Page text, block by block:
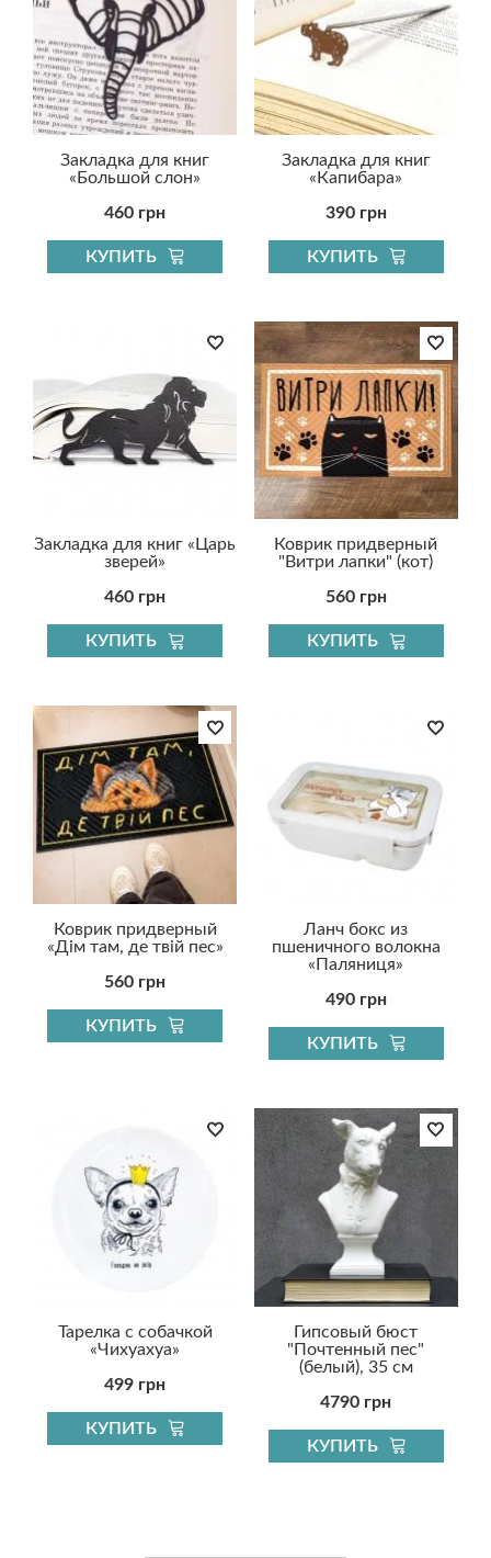
Закладка для книг
«Большой слон»
460 грн
КУПИТЬ
Закладка для книг
«Капибара»
390 грн
КУПИТЬ
Закладка для книг «Царь
зверей»
460 грн
КУПИТЬ
Коврик придверный
"Витри лапки" (кот)
560 грн
КУПИТЬ
Коврик придверный
«Дім там, де твій пес»
560 грн
КУПИТЬ
Ланч бокс из
пшеничного волокна
«Паляниця»
490 грн
КУПИТЬ
Тарелка с собачкой
«Чихуахуа»
499 грн
КУПИТЬ
Гипсовый бюст
"Почтенный пес"
(белый), 35 см
4790 грн
КУПИТЬ